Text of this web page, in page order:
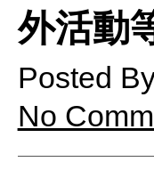
外活動
Posted
No